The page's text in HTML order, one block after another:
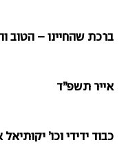
ברכת שהחיינו – הטוב
אייר תשפ”ד
כבוד ידידי וכו’